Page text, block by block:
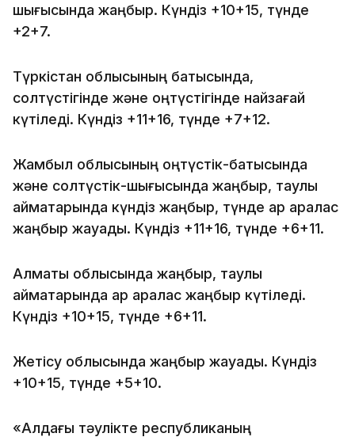
шығысында жаңбыр. Күндіз +10+15, түнде
+2+7.
Түркістан облысының батысында,
солтүстігінде және оңтүстігінде найзағай
күтіледі. Күндіз +11+16, түнде +7+12.
Жамбыл облысының оңтүстік-батысында
және солтүстік-шығысында жаңбыр, таулы
аймақтарында күндіз жаңбыр, түнде қар аралас
жаңбыр жауады. Күндіз +11+16, түнде +6+11.
Алматы облысында жаңбыр, таулы
аймақтарында қар аралас жаңбыр күтіледі.
Күндіз +10+15, түнде +6+11.
Жетісу облысында жаңбыр жауады. Күндіз
+10+15, түнде +5+10.
«Алдағы тәулікте республиканың